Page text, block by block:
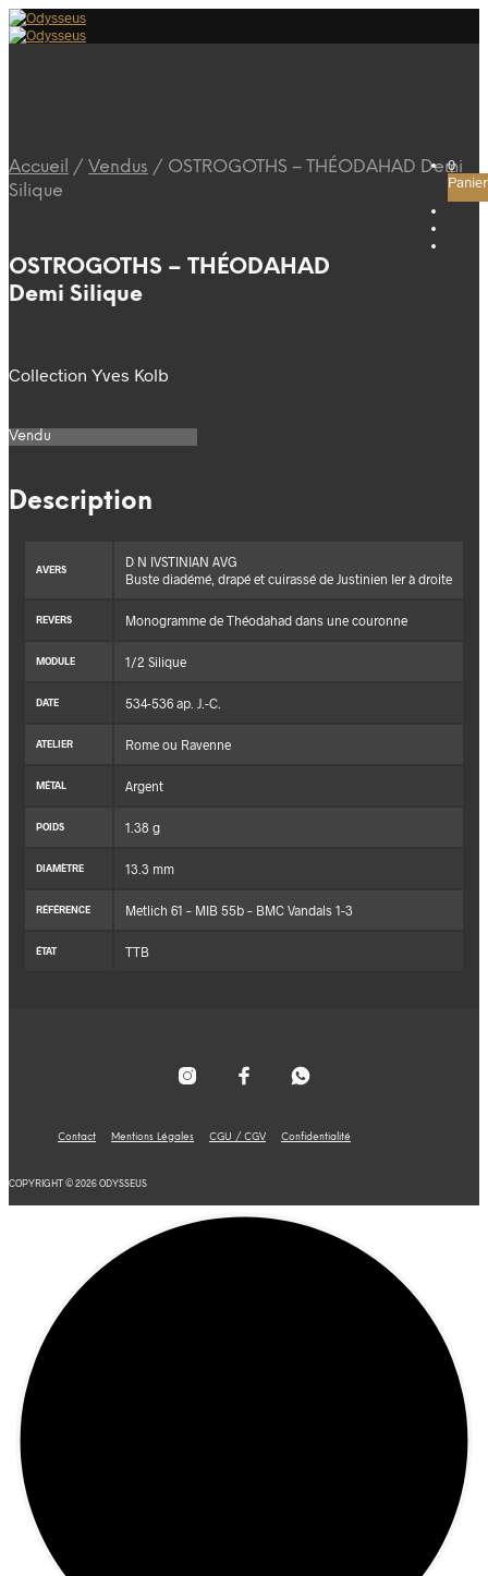
0
Panier
Accueil / Vendus / OSTROGOTHS – THÉODAHAD Demi
Silique
OSTROGOTHS – THÉODAHAD
Demi Silique
Collection Yves Kolb
Vendu
Description
AVERS
D N IVSTINIAN AVG
Buste diadémé, drapé et cuirassé de Justinien Ier à droite
REVERS Monogramme de Théodahad dans une couronne
MODULE 1/2 Silique
DATE 534-536 ap. J.-C.
ATELIER Rome ou Ravenne
MÉTAL Argent
POIDS 1.38 g
DIAMÈTRE 13.3 mm
RÉFÉRENCE Metlich 61 – MIB 55b – BMC Vandals 1-3
ÉTAT TTB
Contact Mentions Légales CGU / CGV Confidentialité
COPYRIGHT © 2026 ODYSSEUS